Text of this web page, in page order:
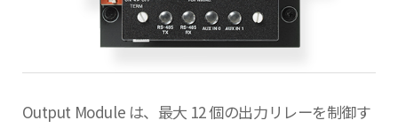
Output Module は、最大 12 個の出力リレーを制御す